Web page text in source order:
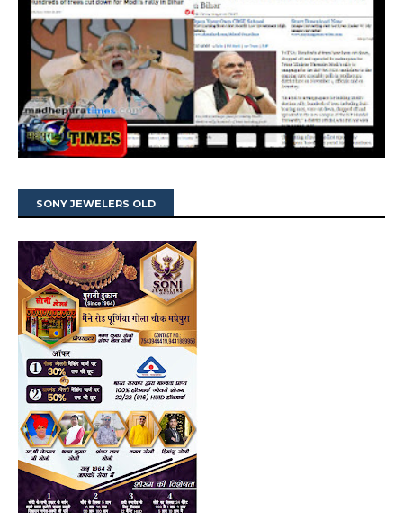
SONY JEWELERS OLD